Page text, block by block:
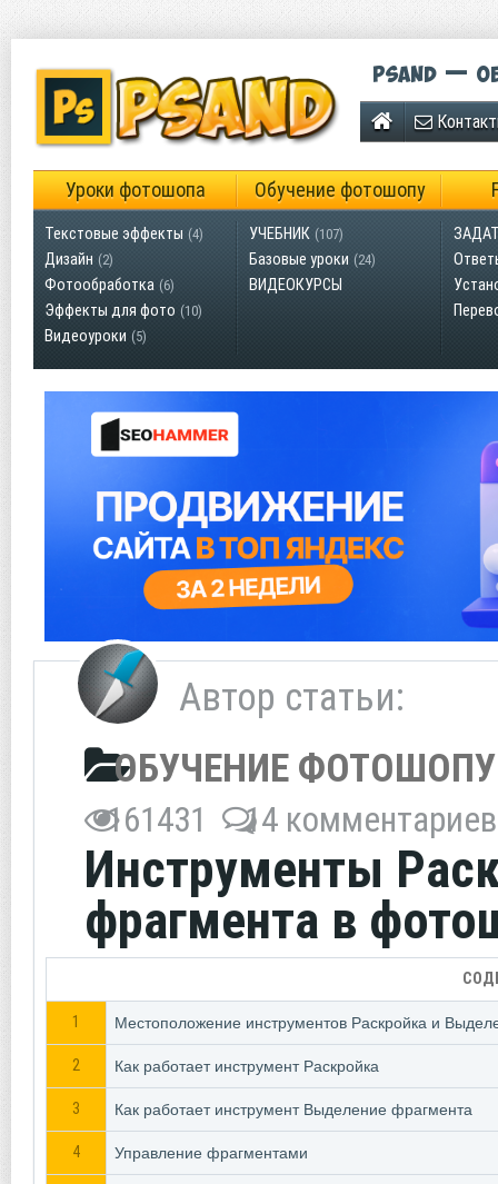
Psand —
Уроки фотошопа Обучение фотошопу
Текстовые эффекты (4)
Дизайн (2)
Фотообработка (6)
Эффекты для фото (10)
Видеоуроки (5)
УЧЕБНИК (107)
Базовые уроки (24)
ВИДЕОКУРСЫ
Автор статьи:
ОБУЧЕНИЕ ФОТОШОПУ
161431 14 комментариев
Инструменты
фрагмента в
1 Местоположение инструментов Раскройка и
2 Как работает инструмент Раскройка
3 Как работает инструмент Выделение фрагмента
4 Управление фрагментами